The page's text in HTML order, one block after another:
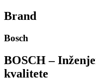
Brand
Bosch
BOSCH –
kvalitete